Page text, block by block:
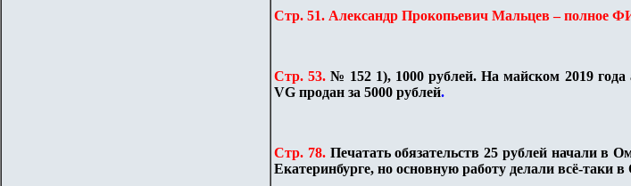
Стр. 51. Александр Прокопьевич Мальцев – полное
Стр. 53.№ 152 1), 1000 рублей. На майском 2019 года
VG продан за 5000 рублей.
Стр. 78. Печатать обязательств 25 рублей начали в
Екатеринбурге, но основную работу делали всё-таки